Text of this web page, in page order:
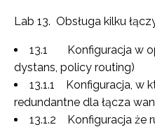
Lab 13. Obsługa kilku
13.1 Konfiguracja w
dystans, policy routing)
13.1.1 Konfiguracja, w
redundantne dla łącza
13.1.2 Konfiguracja że